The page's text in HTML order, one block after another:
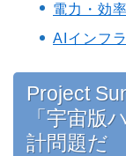
電力・効
AIインフ
Project
「宇宙版
計問題だ